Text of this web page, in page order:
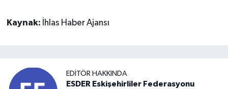
Kaynak: İhlas Haber Ajansı
EDITÖR HAKKINDA
ESDER Eskişehirliler Federasyonu